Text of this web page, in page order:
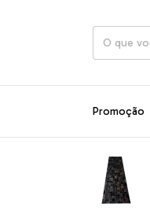
Promoção